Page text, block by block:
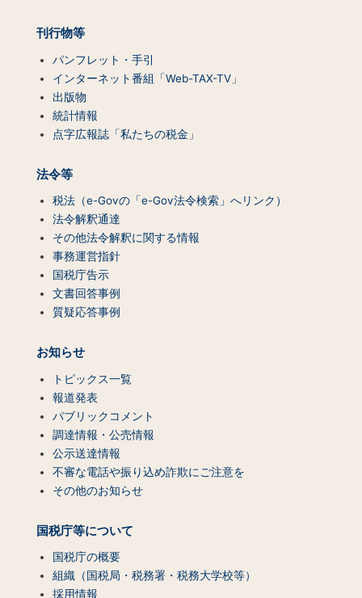
刊行物等
パンフレット・手引
インターネット番組「Web-TAX-TV」
出版物
統計情報
点字広報誌「私たちの税金」
法令等
税法（e-Govの「e-Gov法令検索」へリンク）
法令解釈通達
その他法令解釈に関する情報
事務運営指針
国税庁告示
文書回答事例
質疑応答事例
お知らせ
トピックス一覧
報道発表
パブリックコメント
調達情報・公売情報
公示送達情報
不審な電話や振り込め詐欺にご注意を
その他のお知らせ
国税庁等について
国税庁の概要
組織（国税局・税務署・税務大学校等）
採用情報